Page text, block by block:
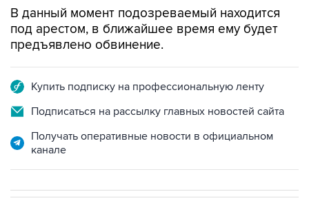
В данный момент подозреваемый находится
под арестом, в ближайшее время ему будет
предъявлено обвинение.
Купить подписку на профессиональную ленту
Подписаться на рассылку главных новостей сайта
Получать оперативные новости в официальном
канале